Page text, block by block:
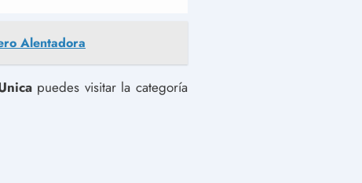
Alentadora
puedes visitar la categoría